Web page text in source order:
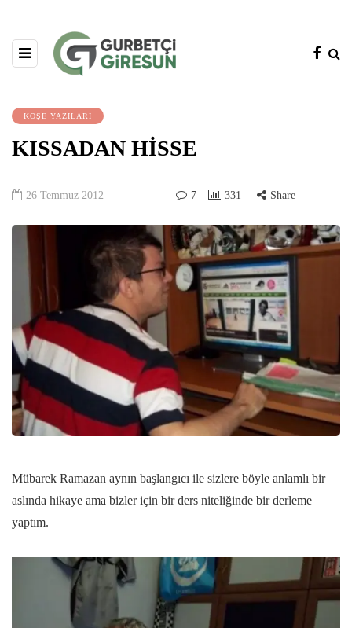
KÖŞE YAZILARI
KISSADAN HİSSE
26 Temmuz 2012 7 331 Share
Mübarek Ramazan aynın başlangıcı ile sizlere böyle anlamlı bir
aslında hikaye ama bizler için bir ders niteliğinde bir derleme
yaptım.